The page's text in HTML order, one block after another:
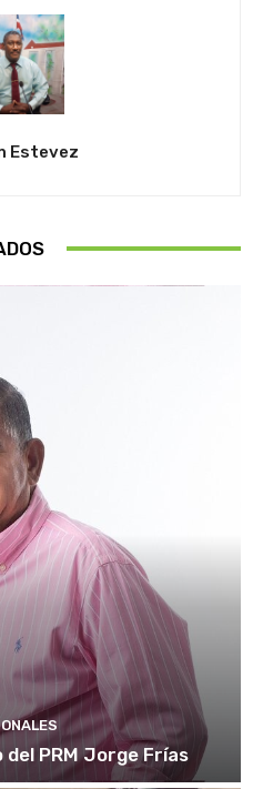
Estevez
PRM Jorge Frías